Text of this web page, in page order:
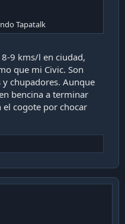
Tapatalk
9 kms/l en ciudad,
que mi Civic. Son
chupadores. Aunque
bencina a terminar
el cogote por chocar